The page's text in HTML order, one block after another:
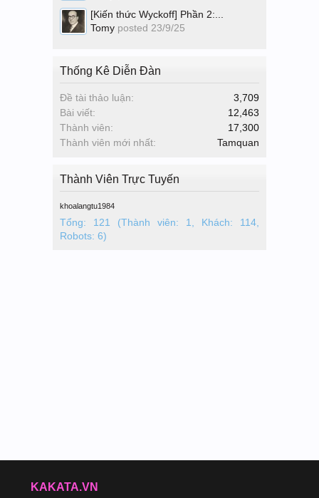
[Kiến thức Wyckoff] Phần 2:...
Tomy posted 23/9/25
Thống Kê Diễn Đàn
Đề tài thảo luận:
3,709
Bài viết:
12,463
Thành viên:
17,300
Thành viên mới nhất:
Tamquan
Thành Viên Trực Tuyến
khoalangtu1984
Tổng: 121 (Thành viên: 1, Khách: 114,
Robots: 6)
KAKATA.VN